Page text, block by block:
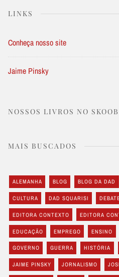
LINKS
Conheça nosso site
Jaime Pinsky
NOSSOS LIVROS NO SKOOB
MAIS BUSCADOS
ALEMANHA BLOG BLOG DA DAD
CULTURA DAD SQUARISI
EDITORA CONTEXTO EDITORA
EDUCAÇÃO EMPREGO ENSINO
GOVERNO GUERRA HISTÓRIA
JAIME PINSKY JORNALISMO